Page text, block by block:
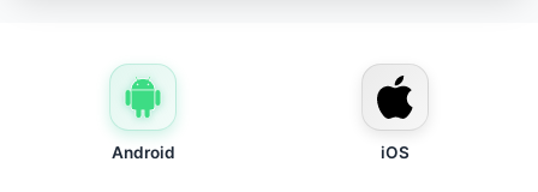
Android iOS